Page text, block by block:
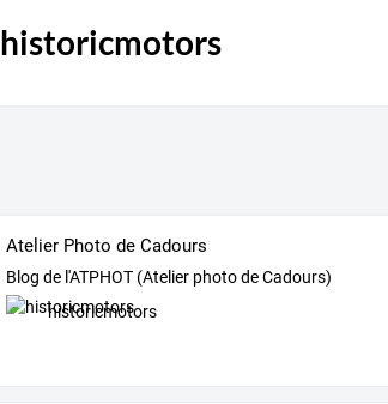
historicmotors
Atelier Photo de Cadours
Blog de l'ATPHOT (Atelier photo de Cadours)
historicmotors